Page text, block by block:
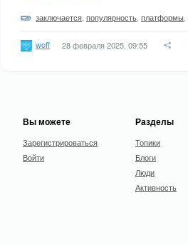
заключается популярность платформы
woff 28 февраля 2025, 09:55
Вы можете
Зарегистрироваться
Войти
Разделы
Топики
Блоги
Люди
Активность